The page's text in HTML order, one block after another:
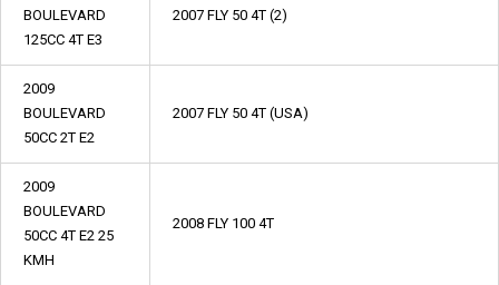
BOULEVARD
125CC 4T E3
2007 FLY 50 4T (2)
2009
BOULEVARD
50CC 2T E2
2007 FLY 50 4T (USA)
2009
BOULEVARD
50CC 4T E2 25
KMH
2008 FLY 100 4T